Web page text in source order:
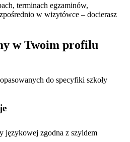
terminach egzaminów,
w wizytówce – docierasz
w Twoim profilu
do specyfiki szkoły
językowej zgodna z szyldem